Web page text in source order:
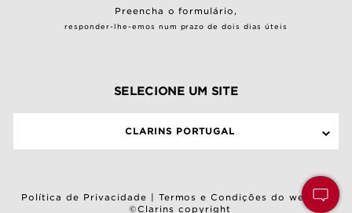
Preencha oformulário ,
responder-lhe-emos num prazo de dois dias úteis
SELECIONE UM SITE
CLARINS PORTUGAL
Política de Privacidade | Termos e Condições do website
©Clarins copyright